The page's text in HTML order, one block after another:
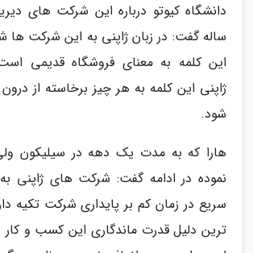
ساله گفت: در زبان ژاپنی به این شرکت ها
این کلمه به معنای فروشگاه قدیمی
ژاپنی این کلمه به هر چیز برخاسته از
شود.
هارا که به مدت یک دهه در سیلیکون
نموده در ادامه گفت: شرکت های ژاپنی
سریع در زمان کم بر پایداری شرکت تکیه
ترین دلیل قدرت ماندگاری این کسب و